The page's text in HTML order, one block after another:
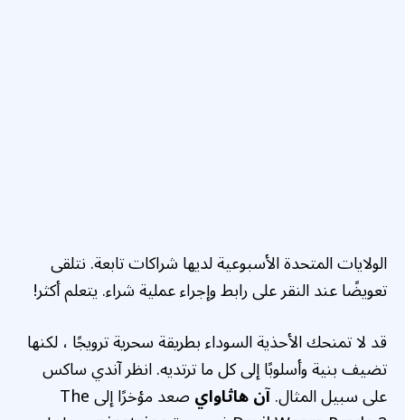
الولايات المتحدة الأسبوعية لديها شراكات تابعة. نتلقى
تعويضًا عند النقر على رابط وإجراء عملية شراء. يتعلم أكثر!
قد لا تمنحك الأحذية السوداء بطريقة سحرية ترويجًا ، لكنها
تضيف بنية وأسلوبًا إلى كل ما ترتديه. انظر آندي ساكس
على سبيل المثال.آن هاثاواي صعد مؤخرًا إلى The